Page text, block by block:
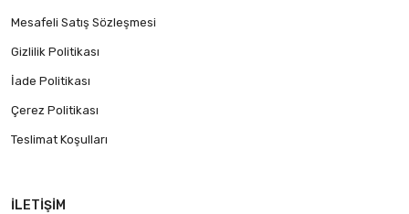
Mesafeli Satış Sözleşmesi
Gizlilik Politikası
İade Politikası
Çerez Politikası
Teslimat Koşulları
İLETIŞIM